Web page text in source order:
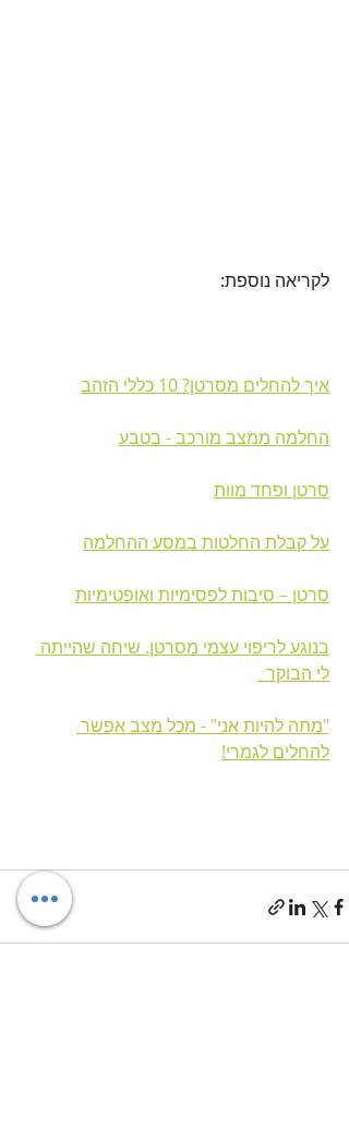
לקריאה נוספת:
איך להחלים מסרטן? 10 כללי הזהב
החלמה ממצב מורכב - בטבע
סרטן ופחד מוות
על קבלת החלטות במסע ההחלמה
סרטן – סיבות לפסימיות ואופטימיות
בנוגע לריפוי עצמי מסרטן. שיחה שהייתה
לי הבוקר
"מתה להיות אני" - מכל מצב אפשר
להחלים לגמרי!